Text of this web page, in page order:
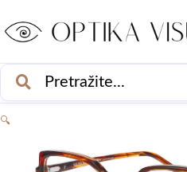
to
content
PRETRAŽI
🔍